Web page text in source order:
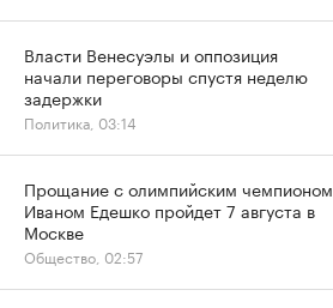
Власти Венесуэлы и оппозиция
начали переговоры спустя неделю
задержки
Политика, 03:14
Прощание с олимпийским чемпионом
Иваном Едешко пройдет 7 августа в
Москве
Общество, 02:57